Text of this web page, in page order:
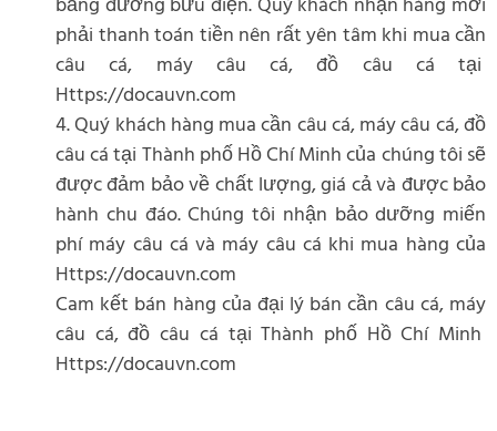
bằng đường bưu điện. Quý khách nhận hàng mới
phải thanh toán tiền nên rất yên tâm khi mua cần
câu cá, máy câu cá, đồ câu cá tại
Https://docauvn.com
4. Quý khách hàng mua cần câu cá, máy câu cá, đồ
câu cá tại Thành phố Hồ Chí Minh của chúng tôi sẽ
được đảm bảo về chất lượng, giá cả và được bảo
hành chu đáo. Chúng tôi nhận bảo dưỡng miến
phí máy câu cá và máy câu cá khi mua hàng của
Https://docauvn.com
Cam kết bán hàng của đại lý bán cần câu cá, máy
câu cá, đồ câu cá tại Thành phố Hồ Chí Minh
Https://docauvn.com